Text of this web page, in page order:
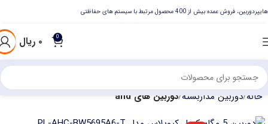
هایپردوربین، فروش عمده بیش از 400 محصول مرتبط با سیستم های حفاظتی
0 ۰ ریال
خانه دوربین مداربسته دوربین های ahd